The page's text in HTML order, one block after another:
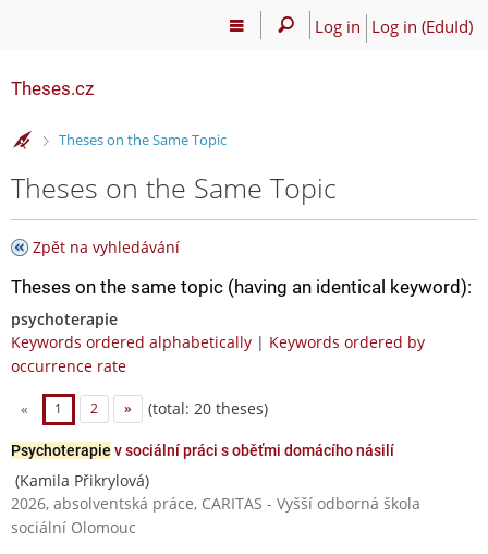
Log in Log in (EduId)
Theses.cz
>
Theses on the Same Topic
Theses on the Same Topic
Zpět na vyhledávání
Theses on the same topic (having an identical keyword):
psychoterapie
Keywords ordered alphabetically | Keywords ordered by
occurrence rate
« 1 2 » (total: 20 theses)
Psychoterapie v sociální práci s oběťmi domácího násilí
(Kamila Přikrylová)
2026, absolventská práce, CARITAS - Vyšší odborná škola
sociální Olomouc